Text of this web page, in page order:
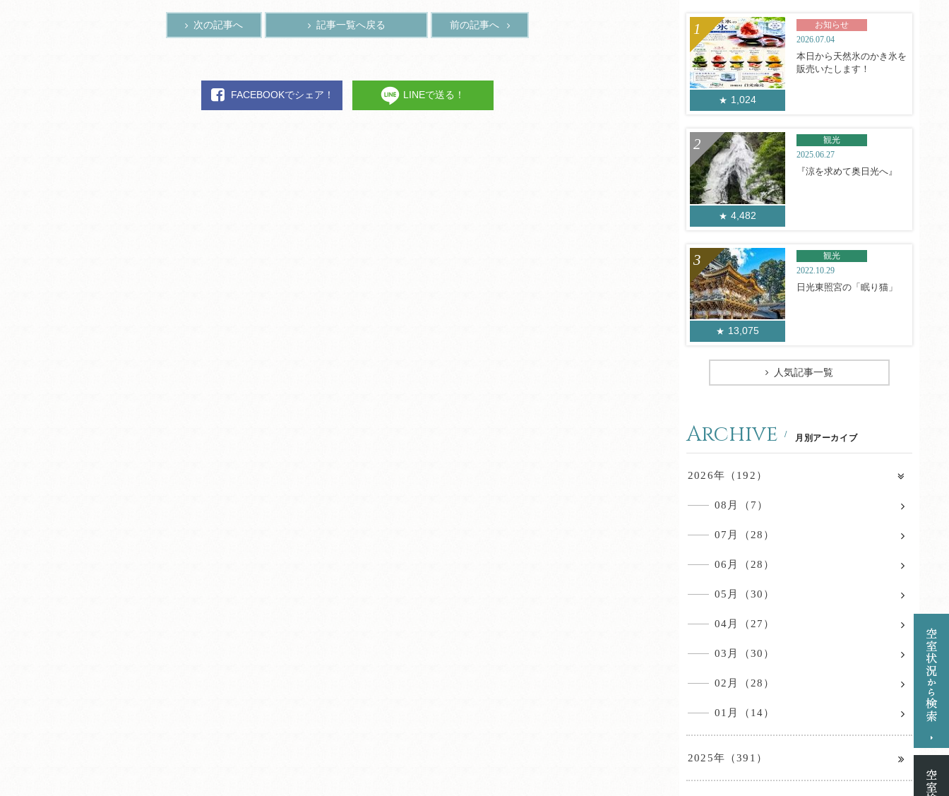
次の記事へ 記事一覧へ戻る 前の記事へ
FACEBOOKでシェア！ LINEで送る！ 1,024
お知らせ
2026.07.04
本日から天然氷のかき氷を
販売いたします！
4,482
観光
2025.06.27
『涼を求めて奥日光へ』
13,075
観光
2022.10.29
日光東照宮の「眠り猫」
人気記事一覧
Archive 月別アーカイブ
2026年（192）
08月（7）
07月（28）
06月（28）
05月（30）
04月（27）
03月（30）
02月（28）
01月（14）
2025年（391）